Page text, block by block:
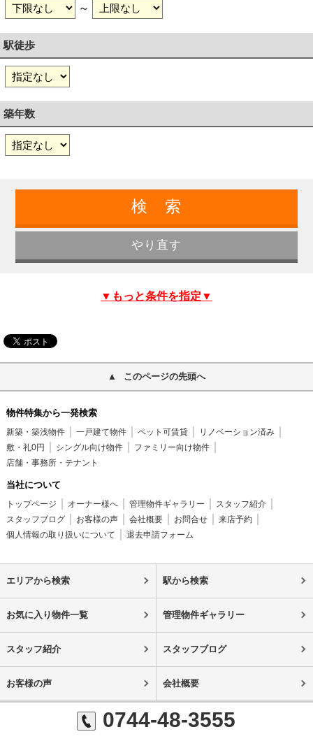
～
駅徒歩
築年数
▼もっと条件を指定▼
このページの先頭へ
物件特集から一発検索
新築・築浅物件 一戸建て物件 ペット可賃貸
リノベーション済み
敷・礼0円
シングル向け物件
ファミリー向け物件
店舗・事務所・テナント
当社について
トップページ オーナー様へ 管理物件ギャラリー
スタッフ紹介
スタッフブログ
お客様の声 会社概要 お問合せ
来店予約
個人情報の取り扱いについて
退去申請フォーム
エリアから検索 駅から検索
お気に入り物件一覧 管理物件ギャラリー
スタッフ紹介 スタッフブログ
お客様の声 会社概要
0744-48-3555